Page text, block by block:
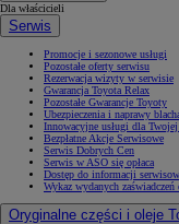
Dla właścicieli
Serwis
Promocje i sezonowe usługi
Pozostałe oferty serwisu
Rezerwacja wizyty w serwisie
Gwarancja Toyota Relax
Pozostałe Gwarancje Toyoty
Ubezpieczenia i naprawy
Innowacyjne usługi dla
Bezpłatne Akcje Serwisowe
Serwis Dobrych Cen
Serwis w ASO się opłaca
Dostęp do informacji
Wykaz wydanych
Oryginalne części i oleje